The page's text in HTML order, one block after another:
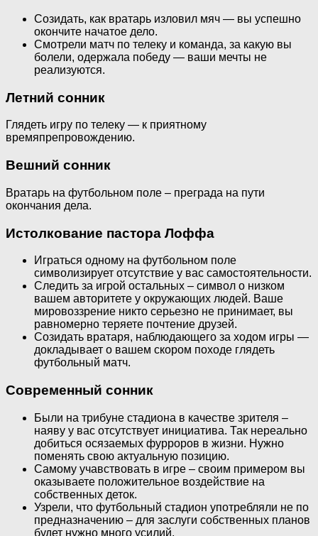
Созидать, как вратарь изловил мяч — вы успешно
окончите начатое дело.
Смотрели матч по телеку и команда, за какую вы
болели, одержала победу — ваши мечты не
реализуются.
Летний сонник
Глядеть игру по телеку — к приятному
времяпрепровождению.
Вешний сонник
Вратарь на футбольном поле – преграда на пути
окончания дела.
Истолкование пастора Лоффа
Играться одному на футбольном поле
символизирует отсутствие у вас самостоятельности.
Следить за игрой остальных – символ о низком
вашем авторитете у окружающих людей. Ваше
мировоззрение никто серьезно не принимает, вы
равномерно теряете почтение друзей.
Созидать вратаря, наблюдающего за ходом игры —
докладывает о вашем скором походе глядеть
футбольный матч.
Современный сонник
Были на трибуне стадиона в качестве зрителя –
наяву у вас отсутствует инициатива. Так нереально
добиться осязаемых фурроров в жизни. Нужно
поменять свою актуальную позицию.
Самому учавствовать в игре – своим примером вы
оказываете положительное воздействие на
собственных деток.
Узрели, что футбольный стадион употребляли не по
предназначению – для заслуги собственных планов
будет нужно много усилий.